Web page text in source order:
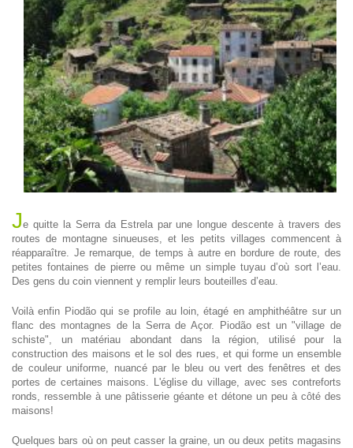
Je quitte la Serra da Estrela par une longue descente à travers des
routes de montagne sinueuses, et les petits villages commencent à
réapparaître. Je remarque, de temps à autre en bordure de route, des
petites fontaines de pierre ou même un simple tuyau d’où sort l’eau.
Des gens du coin viennent y remplir leurs bouteilles d’eau.
Voilà enfin Piodão qui se profile au loin, étagé en amphithéâtre sur un
flanc des montagnes de la Serra de Açor. Piodão est un "village de
schiste", un matériau abondant dans la région, utilisé pour la
construction des maisons et le sol des rues, et qui forme un ensemble
de couleur uniforme, nuancé par le bleu ou vert des fenêtres et des
portes de certaines maisons. L'église du village, avec ses contreforts
ronds, ressemble à une pâtisserie géante et détone un peu à côté des
maisons!
Quelques bars où on peut casser la graine, un ou deux petits magasins